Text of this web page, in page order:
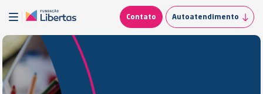
Contato Autoatendimento